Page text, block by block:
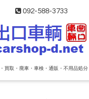
092-588-3733
買取・廃車・車検・通販・不用品処分